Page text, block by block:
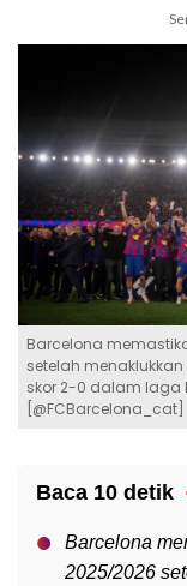
Barcelona
setelah
skor 2-0 dalam laga
[@FCBarcelona_cat]
Baca 10 detik
Barcelona
2025/2026